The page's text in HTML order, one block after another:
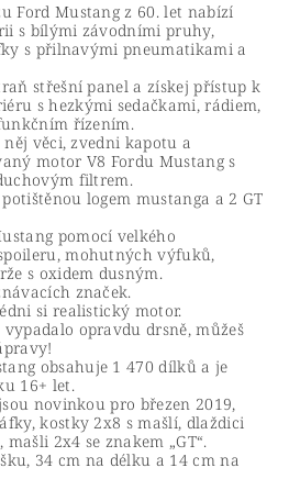
Ford Mustang z 60. let nabízí
s bílými závodními pruhy,
s přilnavými pneumatikami a
střešní panel a získej přístup k
s hezkými sedačkami, rádiem,
řízením.
věci, zvedni kapotu a
motor V8 Fordu Mustang s
filtrem.
logem mustanga a 2 GT
pomocí velkého
mohutných výfuků,
s oxidem dusným.
značek.
si realistický motor.
opravdu drsně, můžeš
obsahuje 1 470 dílků a je
16+ let.
novinkou pro březen 2019,
kostky 2x8 s mašlí, dlaždici
2x4 se znakem „GT“.
34 cm na délku a 14 cm na